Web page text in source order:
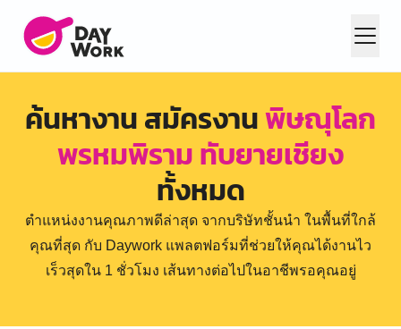
ค้นหางาน สมัครงานพิษณุโลก
พรหมพิราม ทับยายเชียง
ทั้งหมด
ตำแหน่งงานคุณภาพดีล่าสุด จากบริษัทชั้นนำ ในพื้นที่ใกล้
คุณที่สุด กับ Daywork แพลตฟอร์มที่ช่วยให้คุณได้งานไว
เร็วสุดใน 1 ชั่วโมง เส้นทางต่อไปในอาชีพรอคุณอยู่